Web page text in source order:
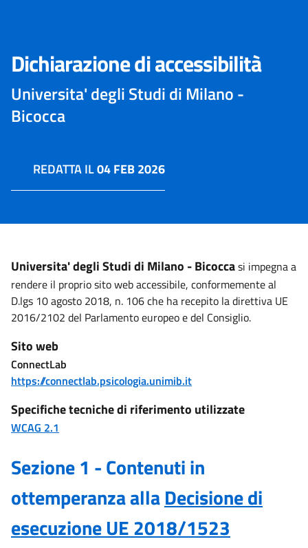
Dichiarazione di accessibilità
Universita' degli Studi di Milano -
Bicocca
REDATTA IL04 FEB 2026
Universita' degli Studi di Milano - Bicoccasi impegna a
rendere il proprio sito web accessibile, conformemente al
D.lgs 10 agosto 2018, n. 106 che ha recepito la direttiva UE
2016/2102 del Parlamento europeo e del Consiglio.
Sito web
ConnectLab
https://connectlab.psicologia.unimib.it
Specifiche tecniche di riferimento utilizzate
WCAG 2.1
Sezione 1 - Contenuti in
ottemperanza allaDecisione di
esecuzione UE 2018/1523